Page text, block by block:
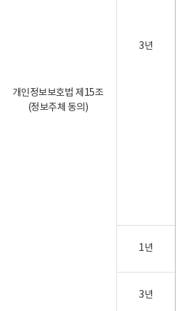
개인정보보호법 제15조
(정보주체 동의)
3년
1년
3년